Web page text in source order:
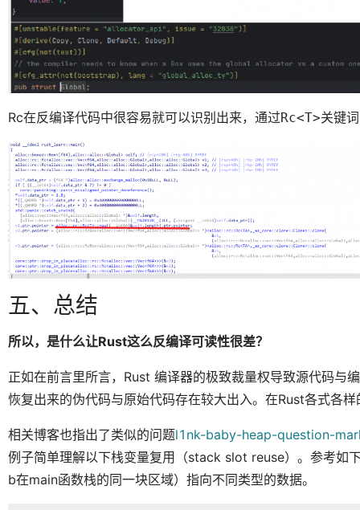
Rc在反编译代码中很容易就可以识别出来，通过Rc<T>关键
五、总结
所以，是什么让Rust这么反编译可读性很差？
正如在前言里所言，Rust 编译器的极致裁量权导致源代码与
恢复出来的伪代码与原始代码存在较大出入。在Rust各式各
相关博客也指出了类似的问题l1nk-baby-heap-question-
例子简单理解以下栈变量复用（stack slot reuse）。参考如
b在main函数栈的同一块区域）指向不同类型的数据。